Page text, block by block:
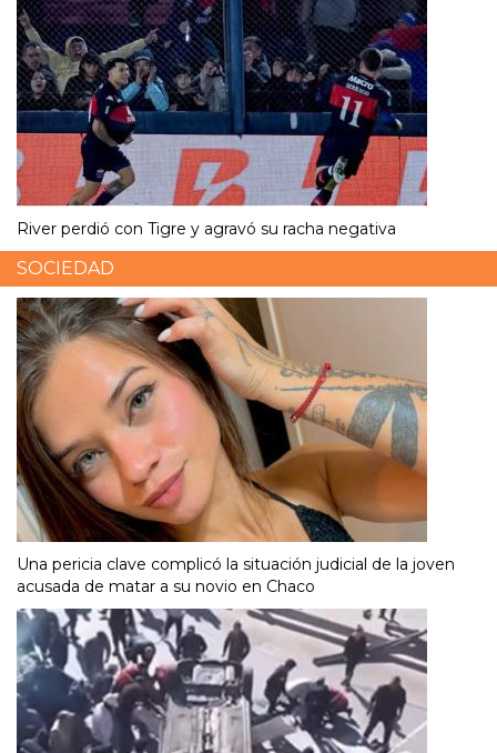
River perdió con Tigre y agravó su racha negativa
SOCIEDAD
Una pericia clave complicó la situación judicial de la joven
acusada de matar a su novio en Chaco